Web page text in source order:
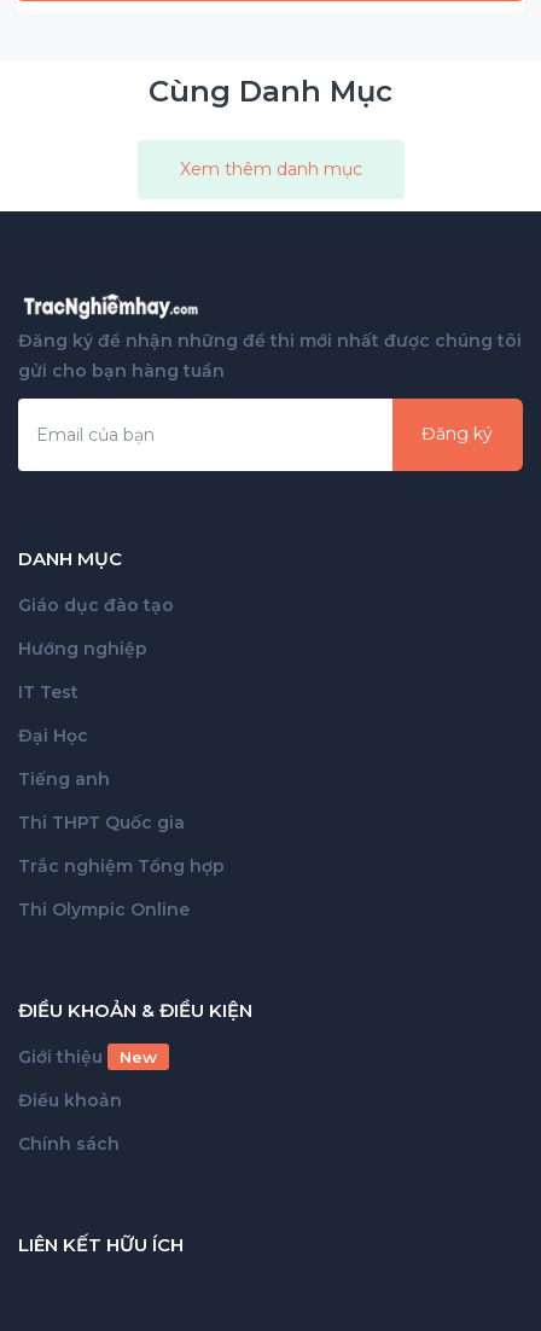
Cùng Danh Mục
Xem thêm danh mục
Đăng ký để nhận những đề thi mới nhất được chúng tôi
gửi cho bạn hàng tuần
Đăng ký
DANH MỤC
Giáo dục đào tạo
Hướng nghiệp
IT Test
Đại Học
Tiếng anh
Thi THPT Quốc gia
Trắc nghiệm Tổng hợp
Thi Olympic Online
ĐIỀU KHOẢN & ĐIỀU KIỆN
Giới thiệu New
Điều khoản
Chính sách
LIÊN KẾT HỮU ÍCH